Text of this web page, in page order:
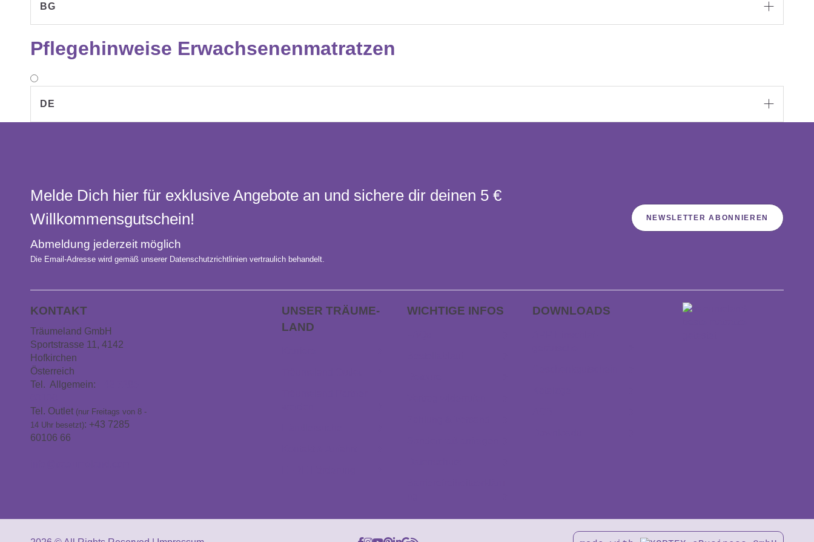
BG 
Pflegehinweise Erwachsenenmatratzen
DE 
Melde Dich hier für exklusive Angebote an und sichere dir deinen 5 €
Willkommens­gutschein!
Abmeldung jederzeit möglich
Die Email-Adresse wird gemäß unserer Datenschutzrichtlinien vertraulich behandelt.
NEWSLETTER ABONNIEREN
KONTAKT
Träumeland GmbH
Sportstrasse 11, 4142
Hofkirchen
Österreich
Tel. Allgemein:
Tel. Outlet (nur Freitags von 8 -
14 Uhr besetzt): +43 7285
60106 66
UNSER TRÄUME­
LAND
WICHTIGE INFOS DOWNLOADS